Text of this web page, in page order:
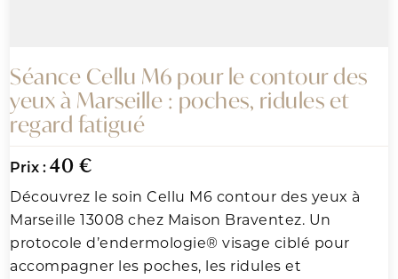
Séance Cellu M6 pour le contour des
yeux à Marseille : poches, ridules et
regard fatigué
Prix :40 €
Découvrez le soin Cellu M6 contour des yeux à
Marseille 13008 chez Maison Braventez. Un
protocole d’endermologie® visage ciblé pour
accompagner les poches, les ridules et